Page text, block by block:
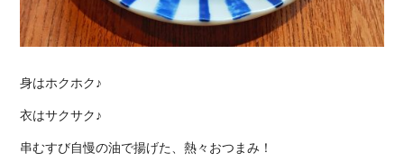
身はホクホク♪
衣はサクサク♪
串むすび自慢の油で揚げた、熱々おつまみ！